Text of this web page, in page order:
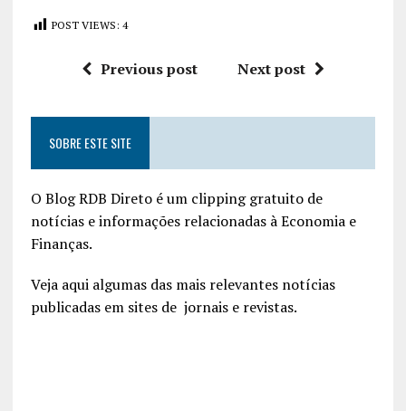
POST VIEWS: 4
Previous post Next post
SOBRE ESTE SITE
O Blog RDB Direto é um clipping gratuito de
notícias e informações relacionadas à Economia e
Finanças.
Veja aqui algumas das mais relevantes notícias
publicadas em sites de jornais e revistas.